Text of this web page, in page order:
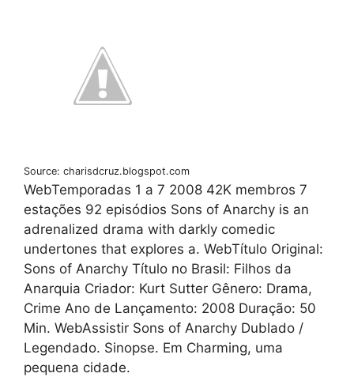
Source: charisdcruz.blogspot.com
WebTemporadas 1 a 7 2008 42K membros 7
estações 92 episódios Sons of Anarchy is an
adrenalized drama with darkly comedic
undertones that explores a. WebTítulo Original:
Sons of Anarchy Título no Brasil: Filhos da
Anarquia Criador: Kurt Sutter Gênero: Drama,
Crime Ano de Lançamento: 2008 Duração: 50
Min. WebAssistir Sons of Anarchy Dublado /
Legendado. Sinopse. Em Charming, uma
pequena cidade.